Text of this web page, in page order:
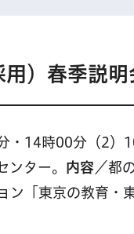
）春季説明
・14時00分（2）
ンター。 内容 ／都
「東京の教育・